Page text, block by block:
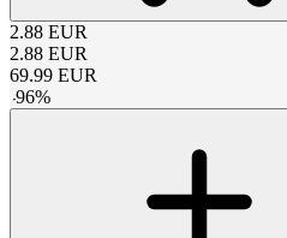
2.88 EUR
2.88 EUR
69.99 EUR
-96%